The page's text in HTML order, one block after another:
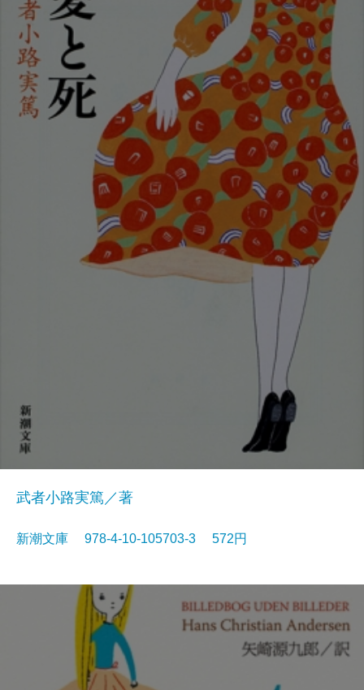
武者小路実篤／著
新潮文庫 978-4-10-105703-3 572円